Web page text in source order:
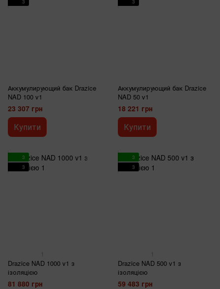
3
Аккумулирующий бак Drazice
NAD 100 v1
23 307 грн
Купити
3
Аккумулирующий бак Drazice
NAD 50 v1
18 221 грн
Купити
3
3
1
Drazice NAD 1000 v1 з
ізоляцією
81 880 грн
3
3
1
Drazice NAD 500 v1 з
ізоляцією
59 483 грн